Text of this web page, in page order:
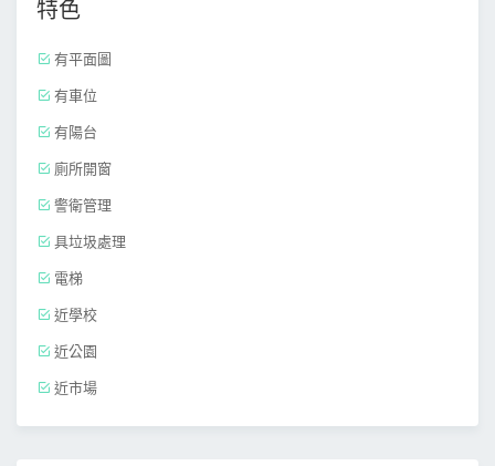
特色
有平面圖
有車位
有陽台
廁所開窗
警衛管理
具垃圾處理
電梯
近學校
近公園
近市場